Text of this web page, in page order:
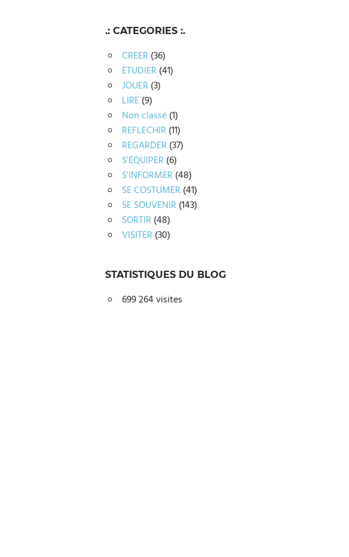
.: CATEGORIES :.
CREER (36)
ETUDIER (41)
JOUER (3)
LIRE(9)
Non classé(1)
REFLECHIR (11)
REGARDER (37)
S'EQUIPER (6)
S'INFORMER (48)
SE COSTUMER (41)
SE SOUVENIR (143)
SORTIR (48)
VISITER (30)
STATISTIQUES DU BLOG
699 264 visites